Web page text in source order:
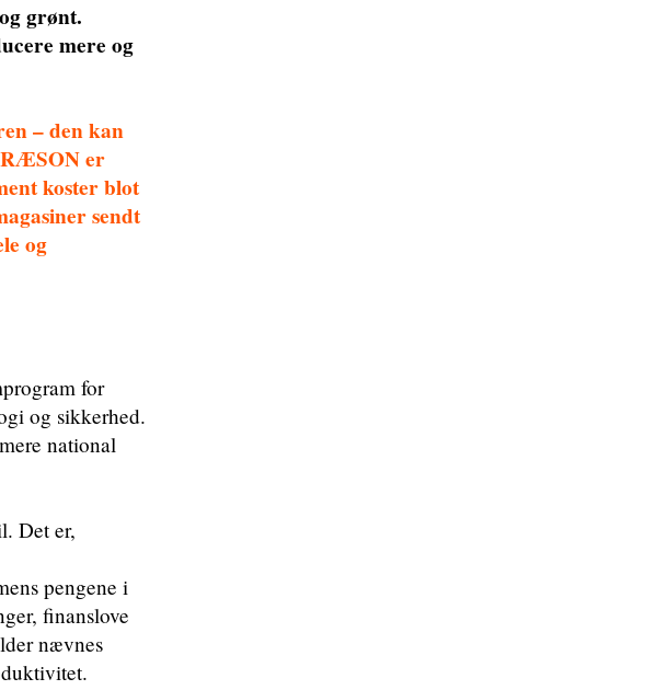
grønt.
mere og
– den kan
er
koster blot
sendt
og
for
og sikkerhed.
national
Det er,
pengene i
finanslove
nævnes